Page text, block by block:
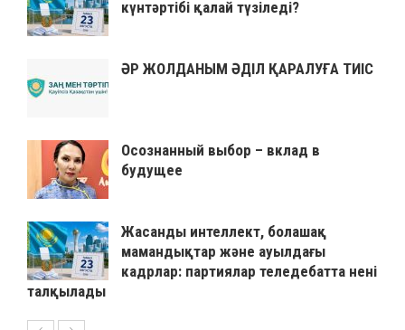
күнтәртібі қалай түзіледі?
ӘР ЖОЛДАНЫМ ӘДІЛ ҚАРАЛУҒА ТИІС
Осознанный выбор – вклад в
будущее
Жасанды интеллект, болашақ
мамандықтар және ауылдағы
кадрлар: партиялар теледебатта нені
талқылады